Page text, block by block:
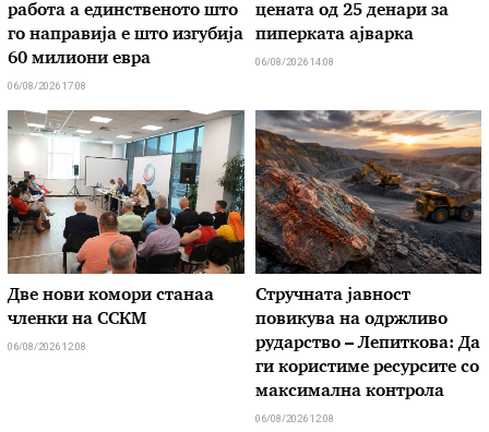
работа а единственото што
го направија е што изгубија
60 милиони евра
06/08/2026 17:08
цената од 25 денари за
пиперката ајварка
06/08/2026 14:08
Две нови комори станаа
членки на ССКМ
06/08/2026 12:08
Стручната јавност
повикува на одржливо
рударство – Лепиткова: Да
ги користиме ресурсите со
максимална контрола
06/08/2026 12:08